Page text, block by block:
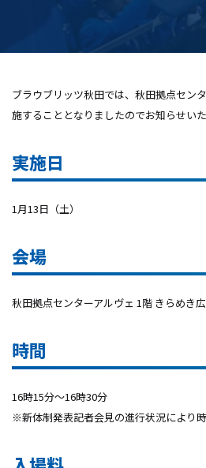
ブラウブリッツ秋田では、秋田拠点セン
施することとなりましたのでお知らせい
実施日
1月13日（土）
会場
秋田拠点センターアルヴェ 1階 きらめき
時間
16時15分〜16時30分
※新体制発表記者会見の進行状況により